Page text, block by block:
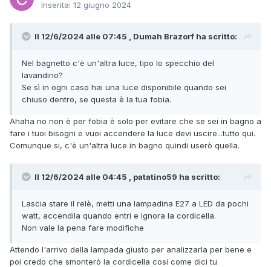
Inserita: 12 giugno 2024
Il 12/6/2024 alle 07:45 , Dumah Brazorf ha scritto:
Nel bagnetto c'è un'altra luce, tipo lo specchio del
lavandino?
Se sì in ogni caso hai una luce disponibile quando sei
chiuso dentro, se questa è la tua fobia.
Ahaha no non è per fobia è solo per evitare che se sei in bagno a
fare i tuoi bisogni e vuoi accendere la luce devi uscire...tutto qui.
Comunque si, c'è un'altra luce in bagno quindi userò quella.
Il 12/6/2024 alle 04:45 , patatino59 ha scritto:
Lascia stare il relè, metti una lampadina E27 a LED da pochi
watt, accendila quando entri e ignora la cordicella.
Non vale la pena fare modifiche
Attendo l'arrivo della lampada giusto per analizzarla per bene e
poi credo che smonterò la cordicella cosi come dici tu